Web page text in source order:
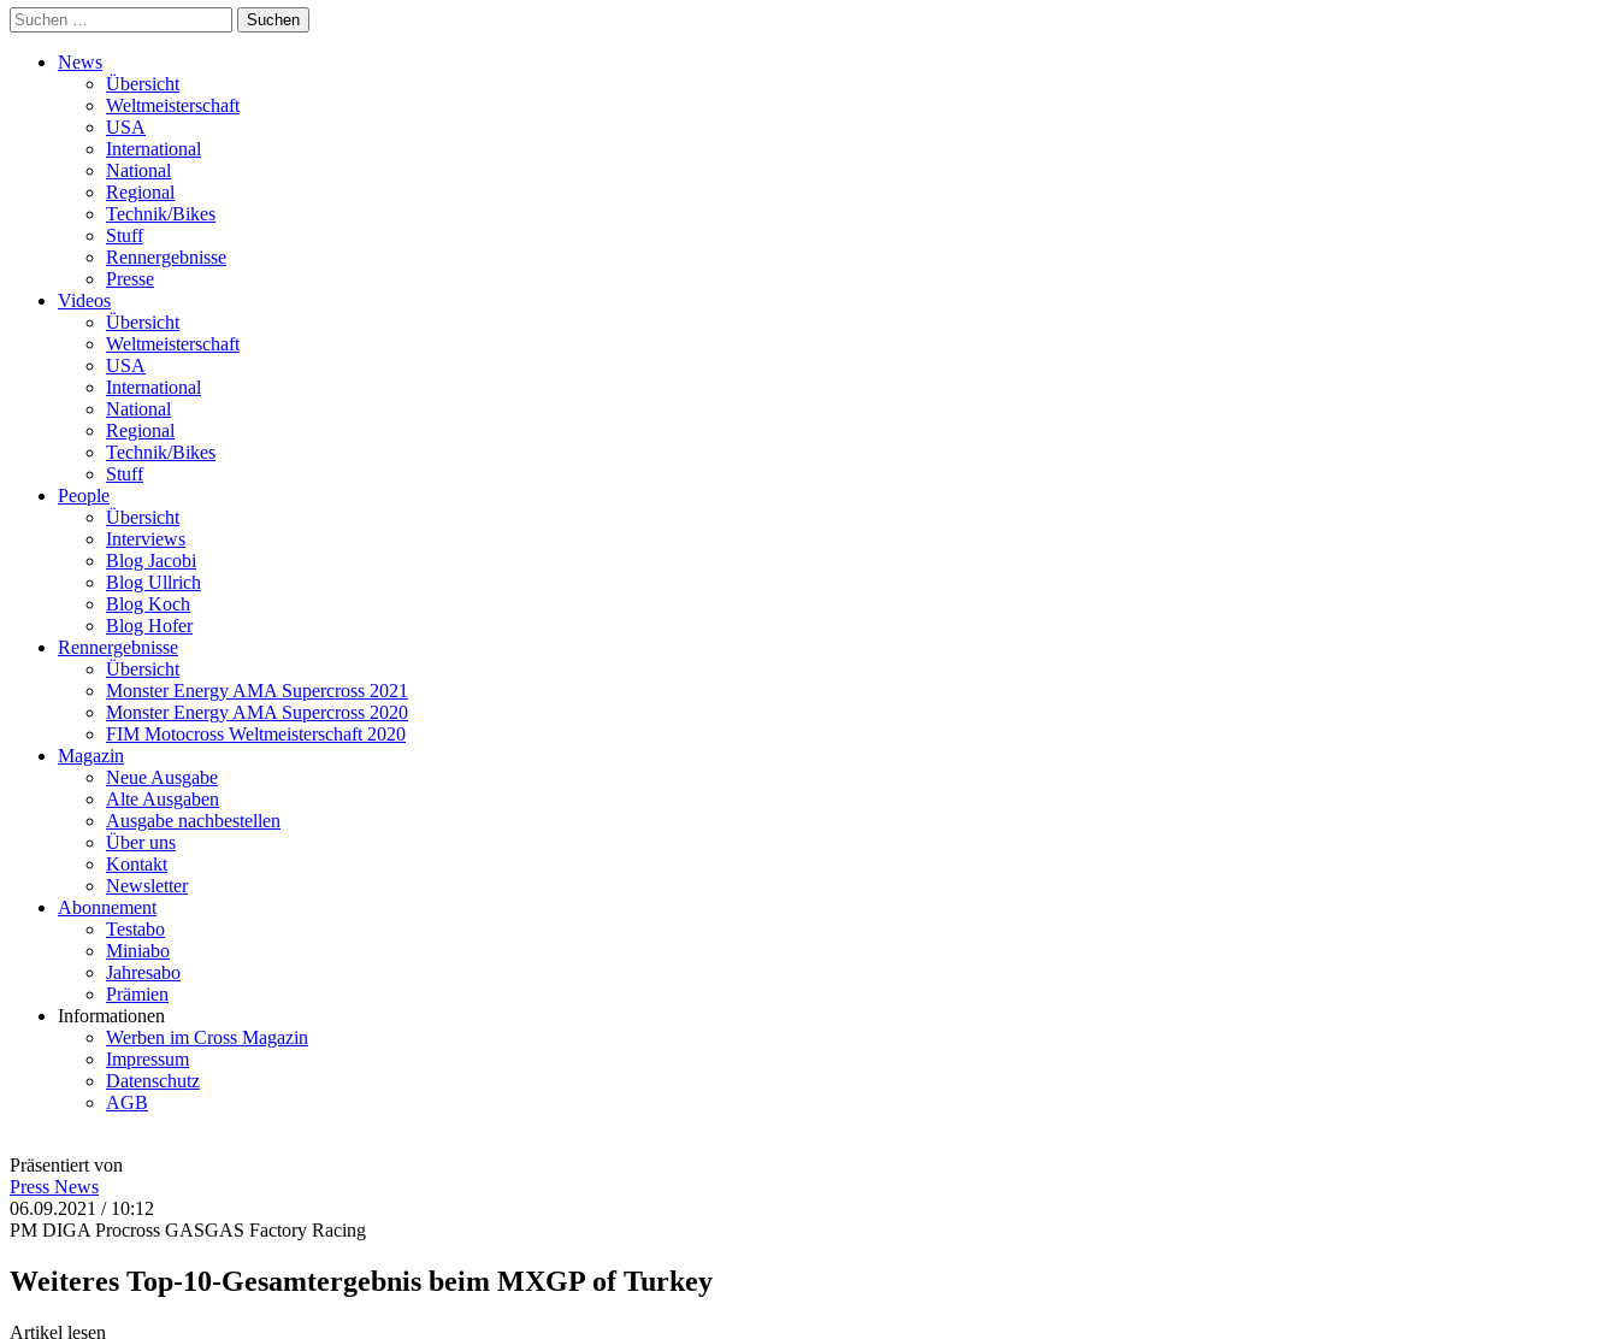
Suchen
nach:
News
Übersicht
Weltmeisterschaft
USA
International
National
Regional
Technik/Bikes
Stuff
Rennergebnisse
Presse
Videos
Übersicht
Weltmeisterschaft
USA
International
National
Regional
Technik/Bikes
Stuff
People
Übersicht
Interviews
Blog Jacobi
Blog Ullrich
Blog Koch
Blog Hofer
Rennergebnisse
Übersicht
Monster Energy AMA Supercross 2021
Monster Energy AMA Supercross 2020
FIM Motocross Weltmeisterschaft 2020
Magazin
Neue Ausgabe
Alte Ausgaben
Ausgabe nachbestellen
Über uns
Kontakt
Newsletter
Abonnement
Testabo
Miniabo
Jahresabo
Prämien
Informationen
Werben im Cross Magazin
Impressum
Datenschutz
AGB
Präsentiert von
Press News
06.09.2021 / 10:12
PM DIGA Procross GASGAS Factory Racing
Weiteres Top-10-Gesamtergebnis beim MXGP of Turkey
Artikel lesen